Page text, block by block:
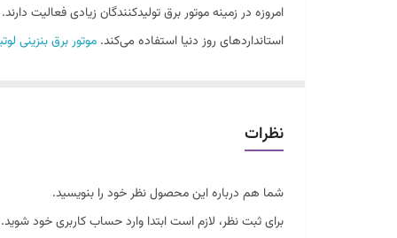
امروزه در زمینه موتور برق تولیدکنندگان زیادی فعالیت
استانداردهای روز دنیا استفاده می‌کند. موتور برق بنزینی
نظرات
شما هم درباره این محصول نظر خود را بنویسید.
برای ثبت نظر، لازم است ابتدا وارد حساب کاربری خود شوید.